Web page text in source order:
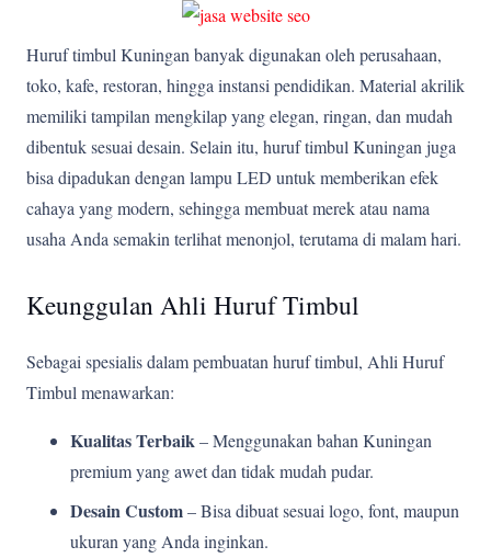
Huruf timbul Kuningan banyak digunakan oleh perusahaan,
toko, kafe, restoran, hingga instansi pendidikan. Material akrilik
memiliki tampilan mengkilap yang elegan, ringan, dan mudah
dibentuk sesuai desain. Selain itu, huruf timbul Kuningan juga
bisa dipadukan dengan lampu LED untuk memberikan efek
cahaya yang modern, sehingga membuat merek atau nama
usaha Anda semakin terlihat menonjol, terutama di malam hari.
Keunggulan Ahli Huruf Timbul
Sebagai spesialis dalam pembuatan huruf timbul, Ahli Huruf
Timbul menawarkan:
Kualitas Terbaik– Menggunakan bahan Kuningan
premium yang awet dan tidak mudah pudar.
Desain Custom– Bisa dibuat sesuai logo, font, maupun
ukuran yang Anda inginkan.